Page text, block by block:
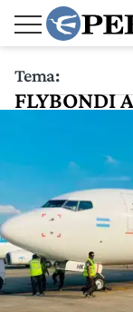
Tema:
FLYBONDI
LOW COST
CRISIS